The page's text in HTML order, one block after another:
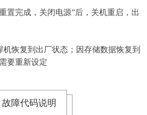
置完成，关闭电源”后，关机重启，出
恢复到出厂状态；因存储数据恢复到
要重新设定
故障代码说明